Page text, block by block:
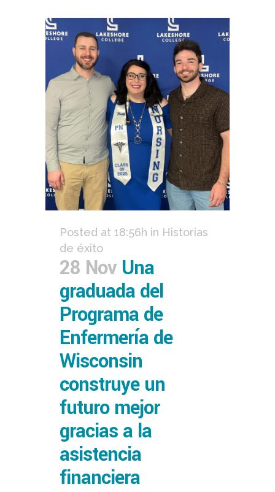
28 Nov Una
graduada del
Programa de
Enfermería de
Wisconsin
construye un
futuro mejor
gracias a la
asistencia
financiera
Posted at 18:56h in Historias
de éxito